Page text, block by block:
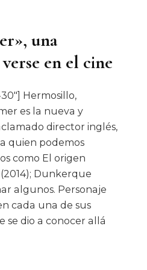
una
en el cine
Hermosillo,
es la nueva y
director inglés,
quien podemos
como El origen
Dunkerque
algunos. Personaje
cada una de sus
se dio a conocer allá